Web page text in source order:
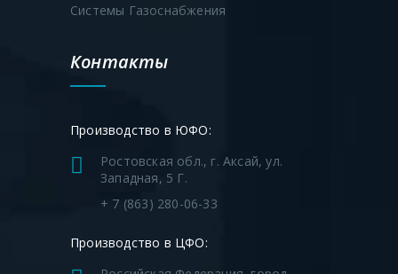
Системы Газоснабжения
Контакты
Производство в ЮФО:
Ростовская обл., г. Аксай, ул.
Западная, 5 Г.
+ 7 (863) 280-06-33
Производство в ЦФО: